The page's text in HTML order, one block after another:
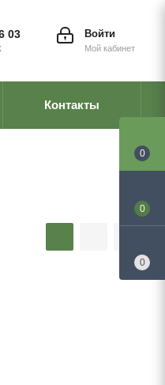
Войти
Мой кабинет
03
Контакты
0
0
0